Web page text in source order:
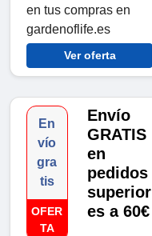
en tus compras en
gardenoflife.es
Ver oferta
En
vío
gra
tis
OFER
TA
Envío
GRATIS
en
pedidos
superior
es a 60€